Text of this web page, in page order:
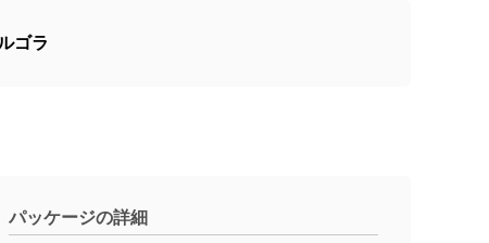
ゴラ
パッケージの詳細